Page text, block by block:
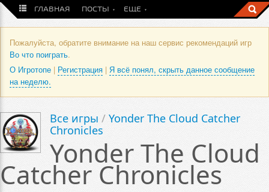
ГЛАВНАЯ ПОСТЫ ЕЩЕ
Пожалуйста, обратите внимание на наш сервис рекомендаций игр
Во что поиграть.
О Игротопе | Регистрация | Я всё понял, скрыть данное сообщение
на неделю.
Все игры / Yonder The Cloud Catcher
Chronicles
Yonder The Cloud
Catcher Chronicles